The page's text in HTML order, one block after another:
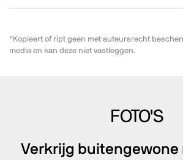
*Kopieert of ript geen met auteursrecht
media en kan deze niet vastleggen.
FOTO'S
Verkrijg